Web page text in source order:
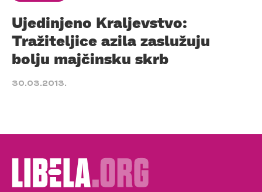
Ujedinjeno Kraljevstvo:
Tražiteljice azila zaslužuju
bolju majčinsku skrb
30.03.2013.